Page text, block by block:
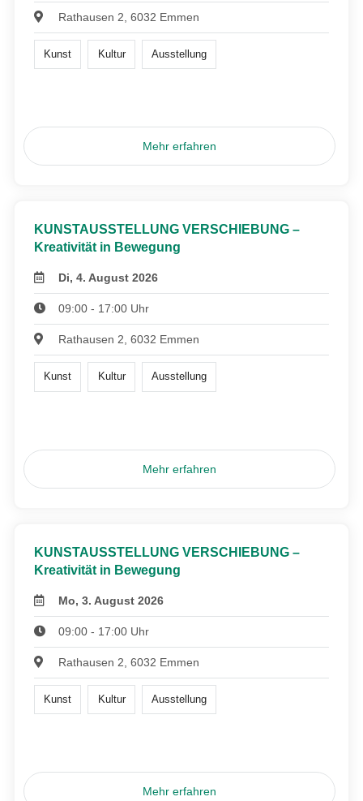
Rathausen 2, 6032 Emmen
Kunst Kultur Ausstellung
Mehr erfahren
KUNSTAUSSTELLUNG VERSCHIEBUNG –
Kreativität in Bewegung
Di, 4. August 2026
09:00 - 17:00 Uhr
Rathausen 2, 6032 Emmen
Kunst Kultur Ausstellung
Mehr erfahren
KUNSTAUSSTELLUNG VERSCHIEBUNG –
Kreativität in Bewegung
Mo, 3. August 2026
09:00 - 17:00 Uhr
Rathausen 2, 6032 Emmen
Kunst Kultur Ausstellung
Mehr erfahren